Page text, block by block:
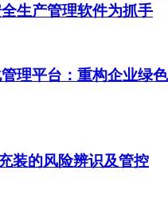
生产管理软件为抓手
理平台：重构企业绿
装的风险辨识及管控